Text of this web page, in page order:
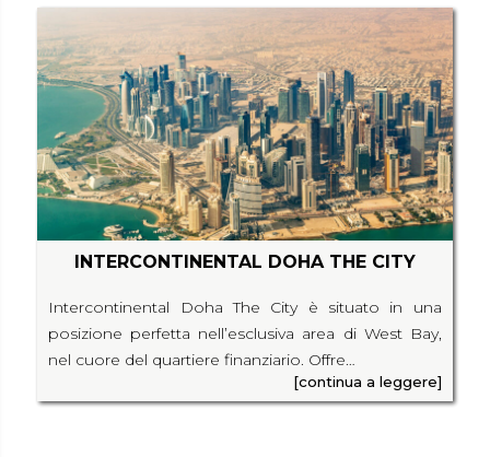
INTERCONTINENTAL DOHA THE CITY
Intercontinental Doha The City è situato in una
posizione perfetta nell’esclusiva area di West Bay,
nel cuore del quartiere finanziario. Offre…
[continua a leggere]